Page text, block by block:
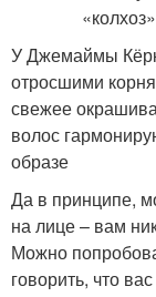
У Джемаймы
отросшими
свежее
волос
образе
Да в принципе,
на лице – вам
Можно
говорить, что